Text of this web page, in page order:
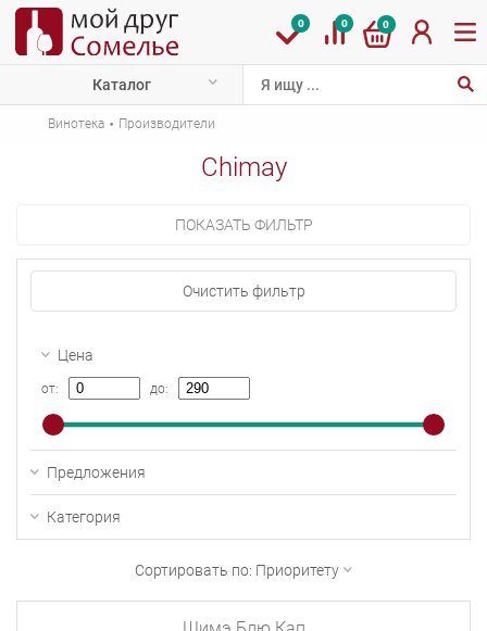
0 0 0
Каталог
Винотека · Производители
Chimay
ПОКАЗАТЬ ФИЛЬТР
Очистить фильтр
Цена
от: до:
Предложения
Категория
Сортировать по: Приоритету